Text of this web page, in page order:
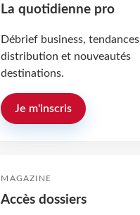
La quotidienne pro
Débrief business, tendances
distribution et nouveautés
destinations.
Je m'inscris
MAGAZINE
Accès dossiers